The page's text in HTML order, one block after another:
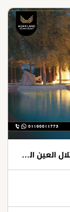
شالية للبيع بمساحة 119 متر في قرية تلال العين السخنة